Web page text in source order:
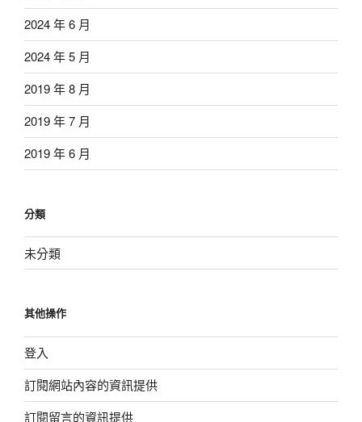
2024 年 6 月
2024 年 5 月
2019 年 8 月
2019 年 7 月
2019 年 6 月
分類
未分類
其他操作
登入
訂閱網站內容的資訊提供
訂閱留言的資訊提供